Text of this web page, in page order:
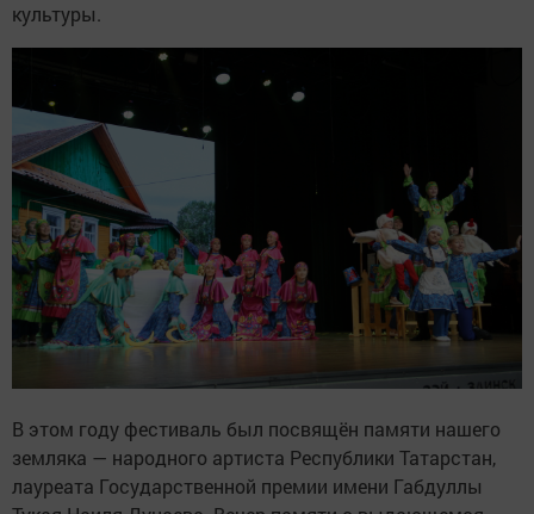
культуры.
В этом году фестиваль был посвящён памяти нашего
земляка — народного артиста Республики Татарстан,
лауреата Государственной премии имени Габдуллы